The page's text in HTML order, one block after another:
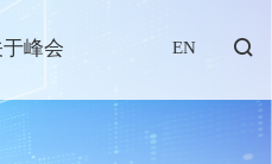
EN
于峰会